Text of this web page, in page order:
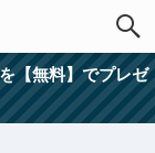
【無料】でプレゼ